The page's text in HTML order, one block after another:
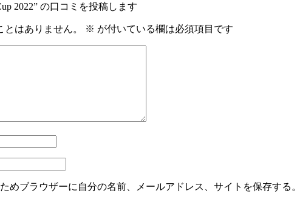
2022” の口コミを投稿します
はありません。 ※ が付いている欄は必須項目です
めブラウザーに自分の名前、メールアドレス、サイトを保存する。